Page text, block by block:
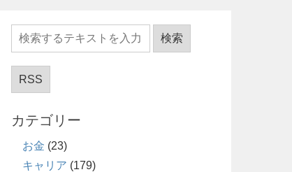
RSS
カテゴリー
お金 (23)
キャリア (179)